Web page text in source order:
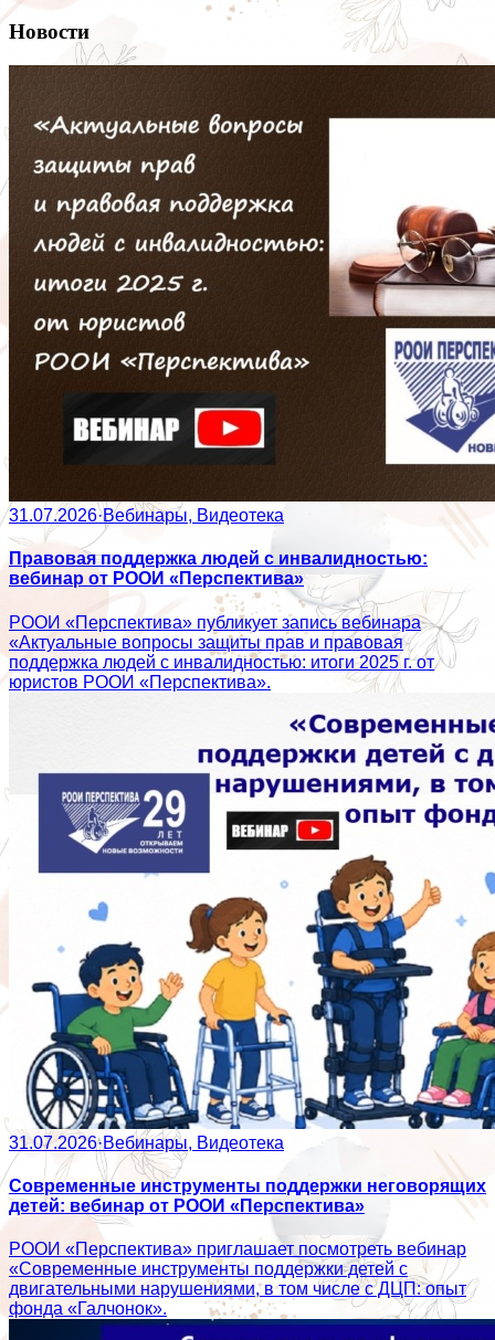
Новости
31.07.2026·Вебинары, Видеотека
Правовая поддержка людей с инвалидностью:
вебинар от РООИ «Перспектива»
РООИ «Перспектива» публикует запись вебинара
«Актуальные вопросы защиты прав и правовая
поддержка людей с инвалидностью: итоги 2025 г. от
юристов РООИ «Перспектива».
31.07.2026·Вебинары, Видеотека
Современные инструменты поддержки неговорящих
детей: вебинар от РООИ «Перспектива»
РООИ «Перспектива» приглашает посмотреть вебинар
«Современные инструменты поддержки детей с
двигательными нарушениями, в том числе с ДЦП: опыт
фонда «Галчонок».